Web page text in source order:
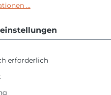
"HM
...
erforderlich